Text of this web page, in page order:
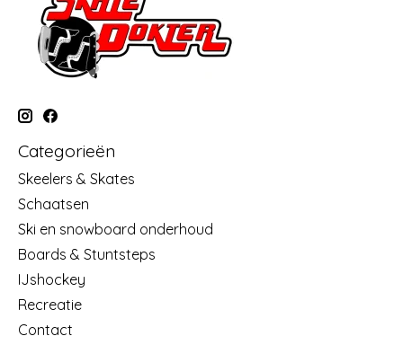
Categorieën
Skeelers & Skates
Schaatsen
Ski en snowboard onderhoud
Boards & Stuntsteps
IJshockey
Recreatie
Contact